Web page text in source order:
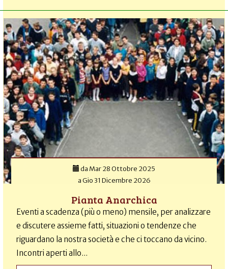
da Mar 28 Ottobre 2025
aGio 31 Dicembre 2026
Pianta Anarchica
Eventi a scadenza (più o meno) mensile, per analizzare
e discutere assieme fatti, situazioni o tendenze che
riguardano la nostra società e che ci toccano da vicino.
Incontri aperti allo...